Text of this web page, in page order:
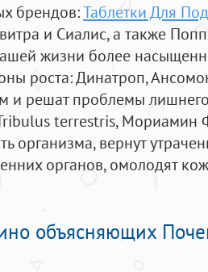
брендов:Таблетки Для
и Сиалис, а также
жизни более
роста: Динатроп,
и решат проблемы
terrestris, Мориамин
организма, вернут
органов, омолодят
объясняющих